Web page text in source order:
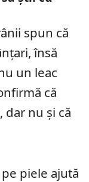
spun că
însă
un leac
că
nu și că
piele ajută